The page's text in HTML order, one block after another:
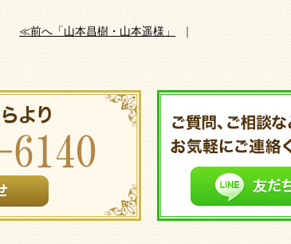
≪前へ「山本昌樹・山本遥様」 ｜